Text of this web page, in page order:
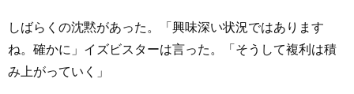
しばらくの沈黙があった。「興味深い状況ではあります
ね。確かに」イズビスターは言った。「そうして複利は積
み上がっていく」